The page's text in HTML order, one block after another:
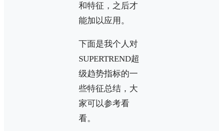
和特征，之后才
能加以应用。
下面是我个人对
SUPERTREND超
级趋势指标的一
些特征总结，大
家可以参考看
看。